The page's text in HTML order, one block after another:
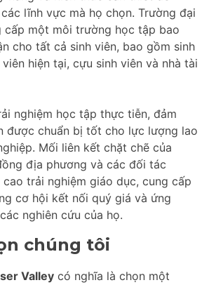
lĩnh vực mà họ chọn. Trường đại
cấp một môi trường học tập bao
cho tất cả sinh viên, bao gồm sinh
hiện tại, cựu sinh viên và nhà tài
nghiệm học tập thực tiễn, đảm
được chuẩn bị tốt cho lực lượng lao
Mối liên kết chặt chẽ của
địa phương và các đối tác
trải nghiệm giáo dục, cung cấp
cơ hội kết nối quý giá và ứng
nghiên cứu của họ.
chúng tôi
Valley có nghĩa là chọn một